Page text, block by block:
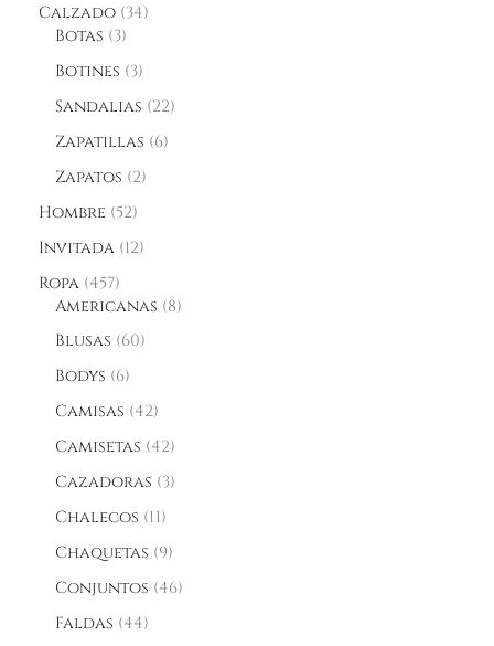
Calzado 34
Botas 3
Botines 3
Sandalias 22
Zapatillas 6
Zapatos 2
Hombre 52
Invitada 12
Ropa 457
Americanas 8
Blusas 60
Bodys 6
Camisas 42
Camisetas 42
Cazadoras 3
Chalecos 11
Chaquetas 9
Conjuntos 46
Faldas 44